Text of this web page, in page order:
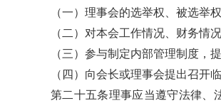
（一）理事会的选举权、被选举
（二）对本会工作情况、财务情
（三）参与制定内部管理制度，
（四）向会长或理事会提出召开
第二十五条理事应当遵守法律、